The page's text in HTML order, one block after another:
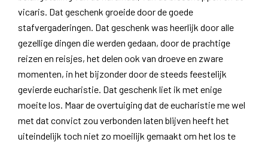
vicaris. Dat geschenk groeide door de goede
stafvergaderingen. Dat geschenk was heerlijk door alle
gezellige dingen die werden gedaan, door de prachtige
reizen en reisjes, het delen ook van droeve en zware
momenten, in het bijzonder door de steeds feestelijk
gevierde eucharistie. Dat geschenk liet ik met enige
moeite los. Maar de overtuiging dat de eucharistie me wel
met dat convict zou verbonden laten blijven heeft het
uiteindelijk toch niet zo moeilijk gemaakt om het los te